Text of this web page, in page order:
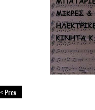
< Prev